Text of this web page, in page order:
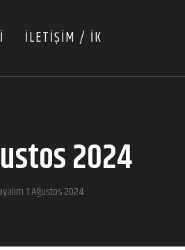
İLETİŞİM / İK
2024
1 Ağustos 2024